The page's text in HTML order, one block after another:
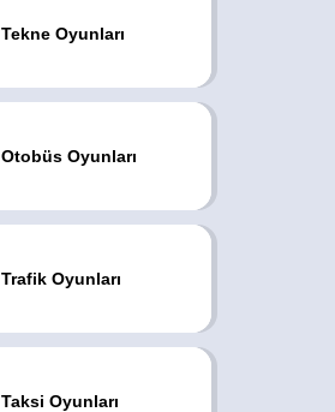
Tekne Oyunları
Otobüs Oyunları
Trafik Oyunları
Taksi Oyunları